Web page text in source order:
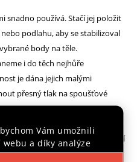
Vám umožnili
a díky analýze
zlepšovali jeho funkce,
snadno používá. Stačí jej položit
podlahu, aby se stabilizoval
body na těle.
i do těch nejhůře
je dána jejich malými
přesný tlak na spoušťové
úrovní. Jsou skvělé při
paží a nohou. Často se používají
pohyblivosti.